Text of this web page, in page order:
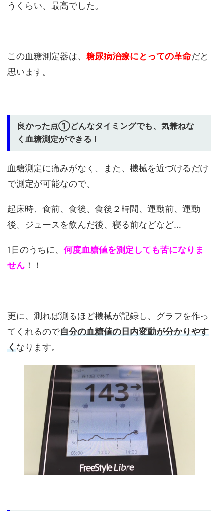
うくらい、最高でした。
この血糖測定器は、 糖尿病治療にとっての革命だと
思います。
良かった点①どんなタイミングでも、気兼ねな
く血糖測定ができる！
血糖測定に痛みがなく、また、機械を近づけるだけ
で測定が可能なので、
起床時、食前、食後、食後２時間、運動前、運動
後、ジュースを飲んだ後、寝る前などなど…
1日のうちに、 何度血糖値を測定しても苦になりま
せん ！！
更に、測れば測るほど機械が記録し、グラフを作っ
てくれるので自分の血糖値の日内変動が分かりやす
くなります。